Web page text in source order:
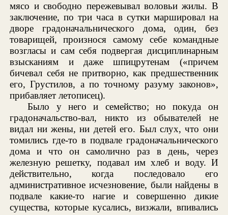
мясо и свободно пережевывал воловьи жилы. В
заключение, по три часа в сутки маршировал на
дворе градоначальнического дома, один, без
товарищей, произнося самому себе командные
возгласы и сам себя подвергая дисциплинарным
взысканиям и даже шпицрутенам («причем
бичевал себя не притворно, как предшественник
его, Грустилов, а по точному разуму законов»,
прибавляет летописец).
Было у него и семейство; но покуда он
градоначальство-вал, никто из обывателей не
видал ни жены, ни детей его. Был слух, что они
томились где-то в подвале градоначальнического
дома и что он самолично раз в день, через
железную решетку, подавал им хлеб и воду. И
действительно, когда последовало его
административное исчезновение, были найдены в
подвале какие-то нагие и совершенно дикие
существа, которые кусались, визжали, впивались